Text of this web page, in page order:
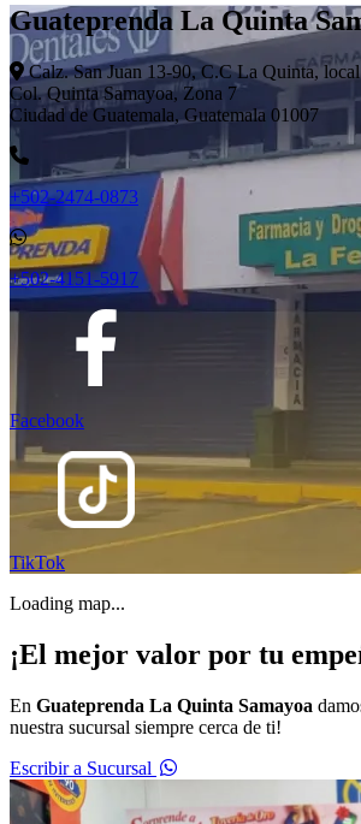
Guateprenda La Quinta
Calz. San Juan 13-90, C.C La Quinta,
Col. Quinta Samayoa, Zona 7
Ciudad de Guatemala, Guatemala 01007
+502-2474-0873
+502-4151-5917
Facebook
TikTok
Loading map...
¡El mejor valor por tu
En Guateprenda La Quinta Samayoa
nuestra sucursal siempre cerca de ti!
Escribir a Sucursal